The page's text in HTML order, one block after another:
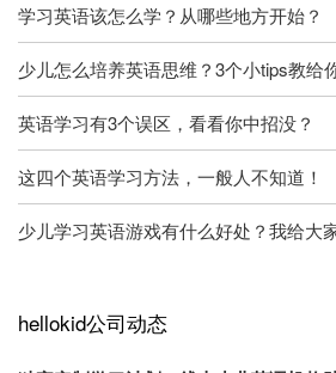
学习英语该怎么学？从哪些地方开始？
少儿怎么培养英语思维？3个小tips教给
英语学习有3个误区，看看你中招没？
这四个英语学习方法，一般人不知道！
少儿学习英语游戏有什么好处？我给大
hellokid公司动态